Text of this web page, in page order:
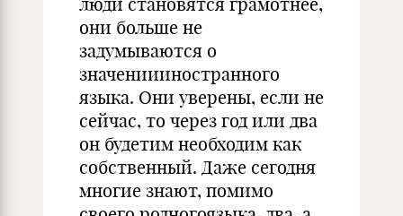
они больше не
задумываются о
значениииностранного
языка. Они уверены, если не
сейчас, то через год или два
он будетим необходим как
собственный. Даже сегодня
многие знают, помимо